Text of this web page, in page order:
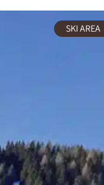
SKI AREA